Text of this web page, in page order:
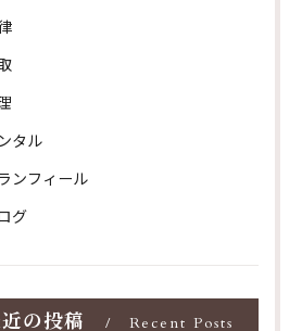
タル
ンフィール
グ
の投稿 Recent Posts